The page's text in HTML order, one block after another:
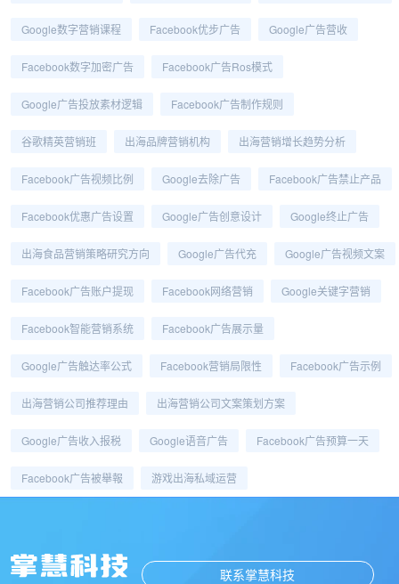
Google数字营销课程 Facebook优步广告 Google广告营收
Facebook数字加密广告 Facebook广告ros模式
Google广告投放素材逻辑 Facebook广告制作规则
谷歌精英营销班 出海品牌营销机构 出海营销增长趋势分析
Facebook广告视频比例 Google去除广告 Facebook广告禁止产品
Facebook优惠广告设置 Google广告创意设计 Google终止广告
出海食品营销策略研究方向 Google广告代充 Google广告视频文案
Facebook广告账户提现 Facebook网络营销 Google关键字营销
Facebook智能营销系统 Facebook广告展示量
Google广告触达率公式 Facebook营销局限性 Facebook广告示例
出海营销公司推荐理由 出海营销公司文案策划方案
Google广告收入报税 Google语音广告 Facebook广告预算一天
Facebook广告被舉報 游戏出海私域运营
联系掌慧科技